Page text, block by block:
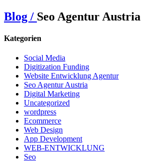
Blog / Seo Agentur Austria
Kategorien
Social Media
Digitization Funding
Website Entwicklung Agentur
Seo Agentur Austria
Digital Marketing
Uncategorized
wordpress
Ecommerce
Web Design
App Development
WEB-ENTWICKLUNG
Seo